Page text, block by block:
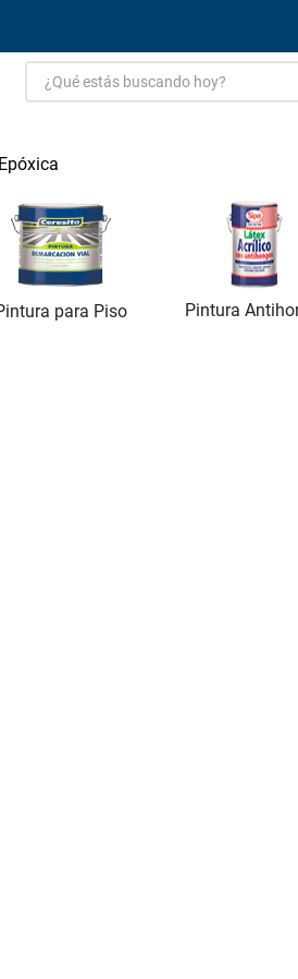
¿Qué estás buscando hoy?
para Piso Pintura
1.
estacion carga flowmak
.
zinc
malla
5.
perfil